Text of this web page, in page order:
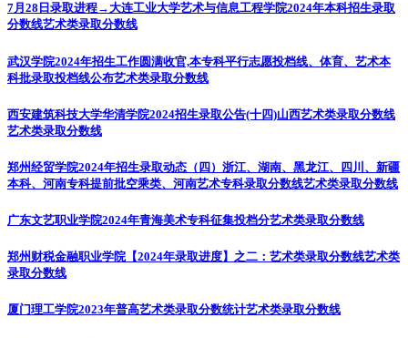
7月28日录取进程→大连工业大学艺术与信息工程学院2024年本科招生录取
分数线艺术类录取分数线
武汉学院2024年招生工作圆满收官,本专科平行志愿投档线、体育、艺术本
科批录取投档线公布艺术类录取分数线
西安建筑科技大学华清学院2024招生录取公告(十四)山西艺术类录取分数线
艺术类录取分数线
郑州经贸学院2024年招生录取动态（四）浙江、湖南、黑龙江、四川、新疆
本科、河南专科提前批空乘类、河南艺术专科录取分数线艺术类录取分数线
广东文艺职业学院2024年青海美术专科征集投档分艺术类录取分数线
郑州财税金融职业学院【2024年录取进度】之二：艺术类录取分数线艺术类
录取分数线
厦门理工学院2023年普高艺术类录取分数统计艺术类录取分数线